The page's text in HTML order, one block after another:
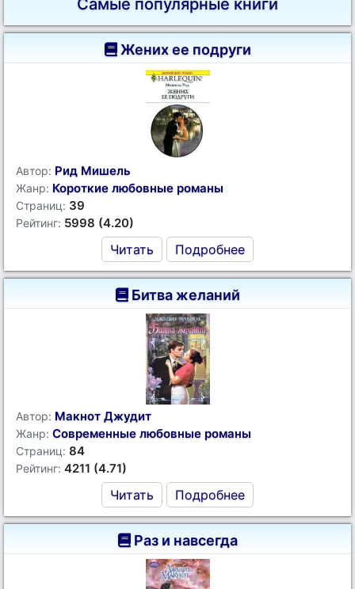
Самые популярные книги
Жених ее подруги
Автор: Рид Мишель
Жанр: Короткие любовные романы
Страниц: 39
Рейтинг: 5998 (4.20)
Читать Подробнее
Битва желаний
Автор: Макнот Джудит
Жанр: Современные любовные романы
Страниц: 84
Рейтинг: 4211 (4.71)
Читать Подробнее
Раз и навсегда